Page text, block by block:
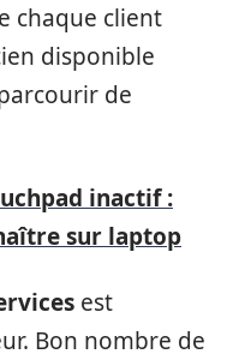
chaque client
disponible
de
inactif :
sur laptop
est
Bon nombre de